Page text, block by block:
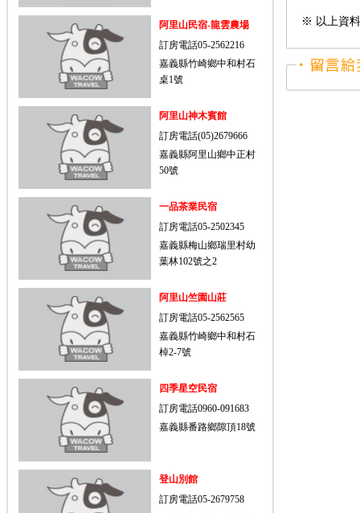
阿里山民宿-龍雲農場
訂房電話05-2562216
嘉義縣竹崎鄉中和村石
桌1號
阿里山神木賓館
訂房電話(05)2679666
嘉義縣阿里山鄉中正村
50號
一品茶業民宿
訂房電話05-2502345
嘉義縣梅山鄉瑞里村幼
葉林102號之2
阿里山竺園山莊
訂房電話05-2562565
嘉義縣竹崎鄉中和村石
棹2-7號
四季星空民宿
訂房電話0960-091683
嘉義縣番路鄉隙頂18號
登山別館
訂房電話05-2679758
※ 以上資